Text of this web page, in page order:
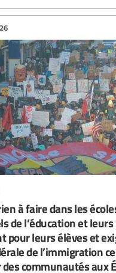
rien à faire dans les
de l’éducation et
pour leurs élèves et
de l’immigration
communautés aux